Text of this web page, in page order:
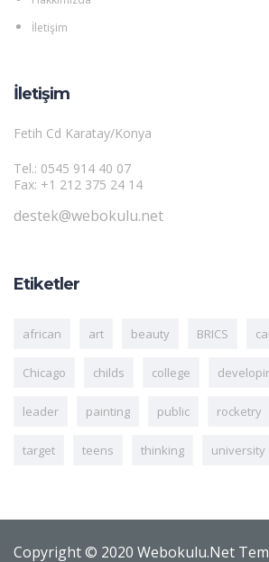
İletişim
İletişim
Fetih Cd Karatay/Konya
Tel.: 0545 914 40 07
Fax: +1 212 375 24 14
destek@webokulu.net
Etiketler
african art beauty BRICS
Chicago childs college
leader painting public rocketry
target teens thinking university
Copyright © 2020 Webokulu.Net